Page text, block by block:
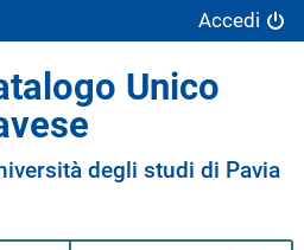
Accedi
Unico
degli studi di Pavia